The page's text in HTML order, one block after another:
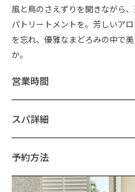
風と鳥のさえずりを聞きながら
パトリートメントを。芳しいア
を忘れ、優雅なまどろみの中で
か。
営業時間
スパ詳細
予約方法